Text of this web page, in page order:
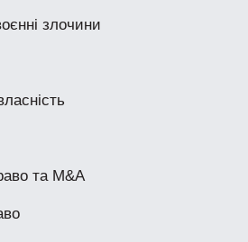
злочини
та M&A